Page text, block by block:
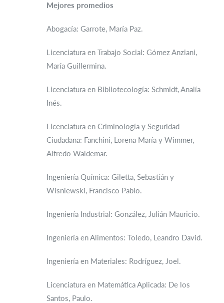
Mejores promedios
Abogacía: Garrote, María Paz.
Licenciatura en Trabajo Social: Gómez Anziani,
María Guillermina.
Licenciatura en Bibliotecología: Schmidt, Analía
Inés.
Licenciatura en Criminología y Seguridad
Ciudadana: Fanchini, Lorena María y Wimmer,
Alfredo Waldemar.
Ingeniería Química: Giletta, Sebastián y
Wisniewski, Francisco Pablo.
Ingeniería Industrial: González, Julián Mauricio.
Ingeniería en Alimentos: Toledo, Leandro David.
Ingeniería en Materiales: Rodríguez, Joel.
Licenciatura en Matemática Aplicada: De los
Santos, Paulo.